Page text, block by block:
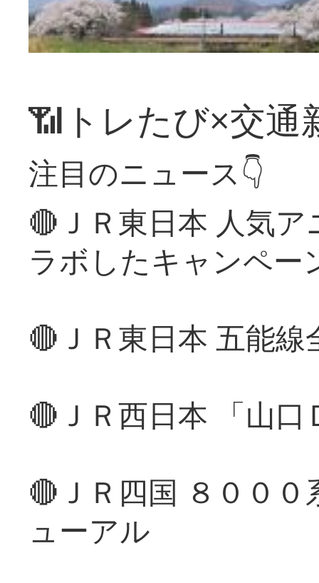
📶トレたび×交通
注目のニュース👇
🔴ＪＲ東日本 人気
ラボしたキャンペー
🔴ＪＲ東日本 五能
🔴ＪＲ西日本 「山
🔴ＪＲ四国 ８００
ューアル